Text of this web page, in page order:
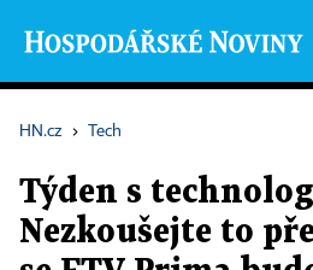
HN.cz › Tech
Týden s
Nezkoušejte to